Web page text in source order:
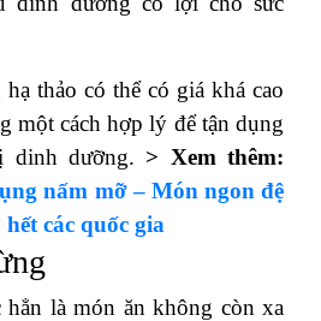
thảo có thể có giá khá cao
một cách hợp lý để tận dụng
dinh dưỡng. > Xem thêm:
nấm mỡ – Món ngon đệ
các quốc gia
hẳn là món ăn không còn xa